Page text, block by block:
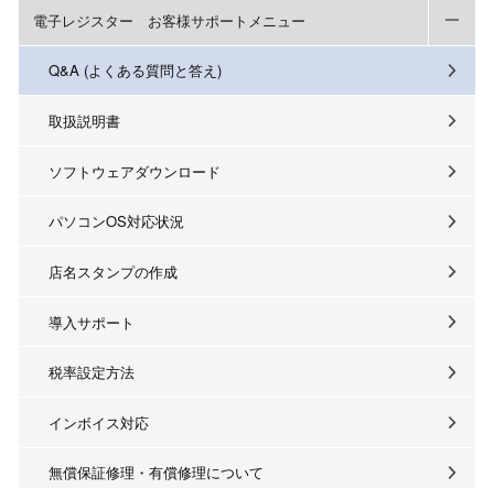
電子レジスター お客様サポートメニュー
Q&A (よくある質問と答え)
取扱説明書
ソフトウェアダウンロード
パソコンOS対応状況
店名スタンプの作成
導入サポート
税率設定方法
インボイス対応
無償保証修理・有償修理について